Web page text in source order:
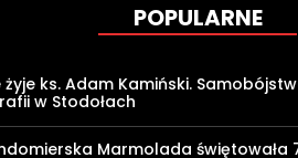
POPULARNE
żyje ks. Adam Kamiński.
w Stodołach
Marmolada świętowała